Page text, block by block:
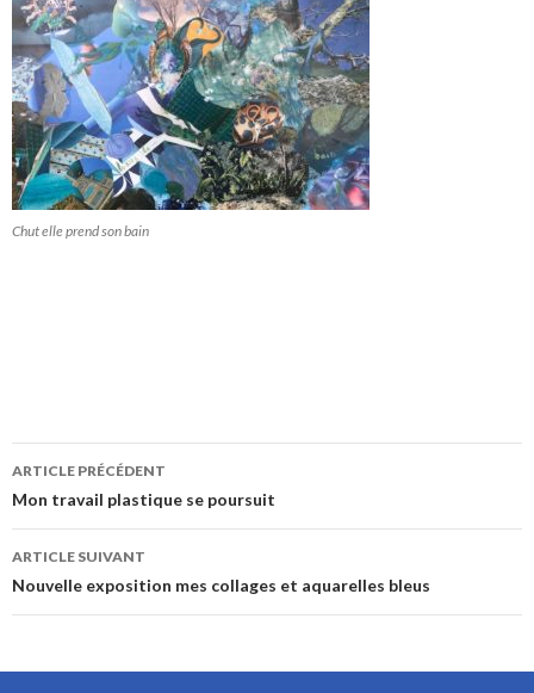
Chut elle prend son bain
Navigation de l’article
ARTICLE PRÉCÉDENT
Mon travail plastique se poursuit
ARTICLE SUIVANT
Nouvelle exposition mes collages et aquarelles bleus